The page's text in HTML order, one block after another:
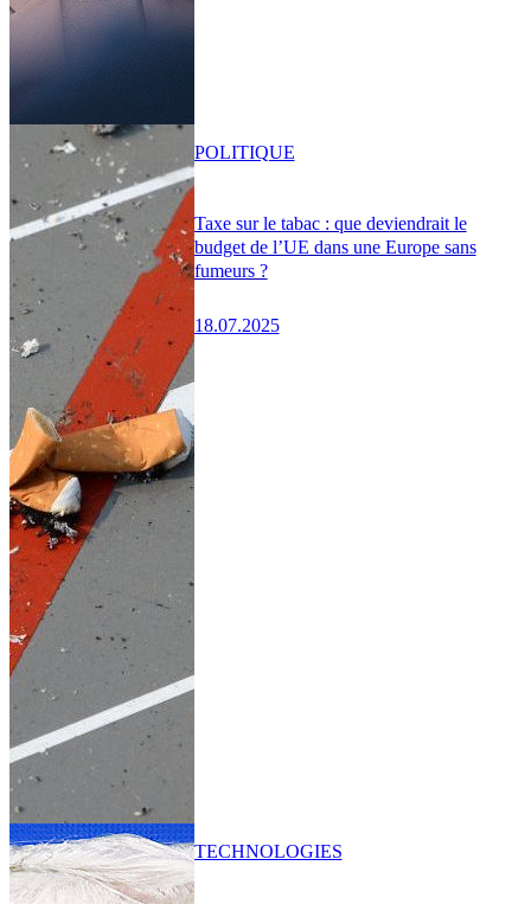
Taxe sur le tabac : que deviendrait le
budget de l’UE dans une Europe sans
fumeurs ?
18.07.2025
POLITIQUE
TECHNOLOGIES